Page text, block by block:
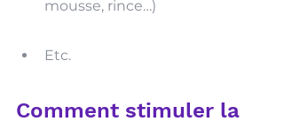
mousse, rince…)
Etc.
Comment stimuler la